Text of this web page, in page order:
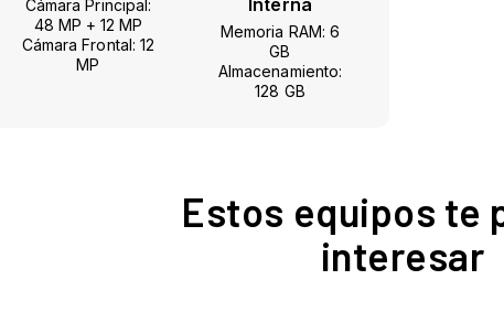
Cámara Principal:
48 MP + 12 MP
Cámara Frontal: 12
MP
Interna
Memoria RAM: 6
GB
Almacenamiento:
128 GB